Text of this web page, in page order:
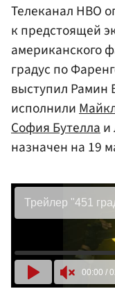
Телеканал HBO
к предстоящей
американского
градус по
выступил Рамин
исполнили
София Бутеллаи
назначен на 19